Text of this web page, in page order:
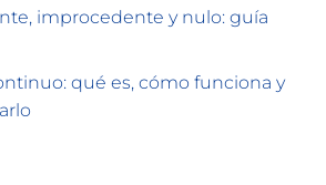
improcedente y nulo: guía
qué es, cómo funciona y